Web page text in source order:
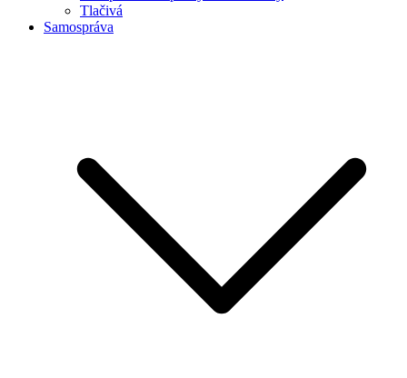
Tlačivá
Samospráva